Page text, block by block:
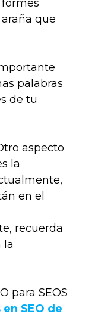
que
palabras
de tu
aspecto
la
en el
recuerda
la
para SEOS
SEO de